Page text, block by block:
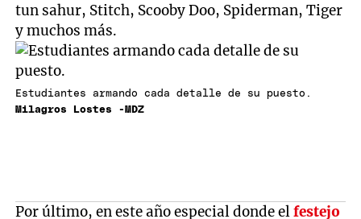
tun sahur, Stitch, Scooby Doo, Spiderman, Tiger
y muchos más.
Estudiantes armando cada detalle de su puesto.
Milagros Lostes -MDZ
Por último, en este año especial donde elfestejo